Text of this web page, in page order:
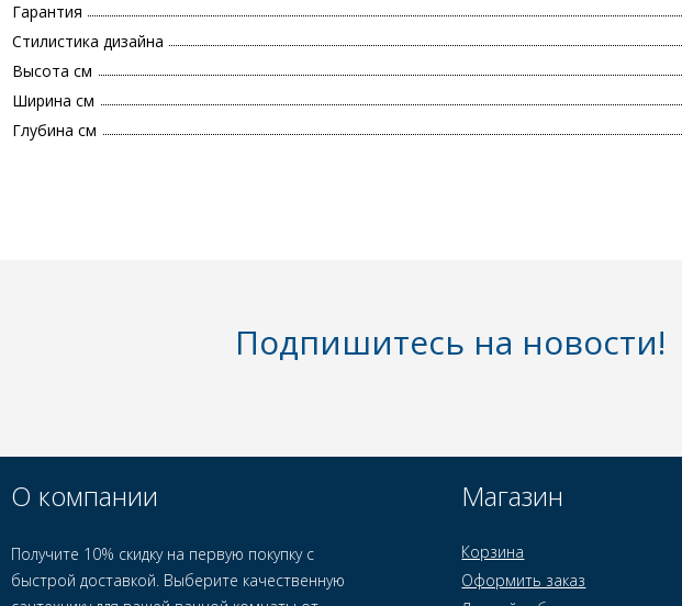
Гарантия
Стилистика дизайна
Высота см
Ширина см
Глубина см
Подпишитесь на новости!
О компании
Получите 10% скидку на первую покупку с
быстрой доставкой. Выберите качественную
Магазин
Корзина
Оформить заказ